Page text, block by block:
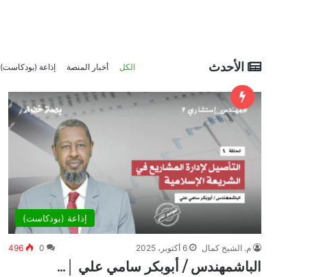
الأحدث الكل أخبار المنصة إذاعة (بودكاست)
إذاعة (بودكاست)
م. الشيخ كمال 6 أكتوبر، 2025 0
496
الباشمهندس / أبوبكر سامي علي │…